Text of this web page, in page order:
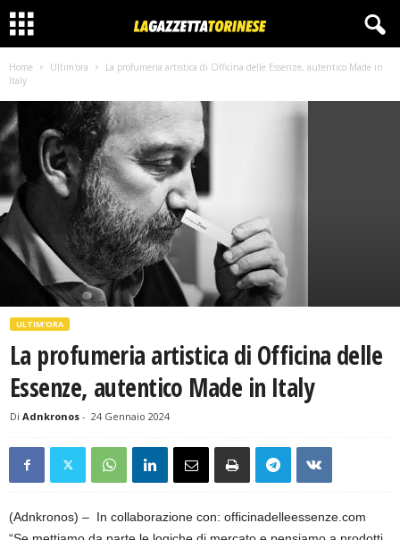
Home Ultim'ora
La profumeria artistica di Officina delle Essenze, autentico Made in
Italy
ULTIM'ORA
La profumeria artistica di Officina delle
Essenze, autentico Made in Italy
Di Adnkronos - 24 Gennaio 2024
(Adnkronos) – In collaborazione con: officinadelleessenze.com